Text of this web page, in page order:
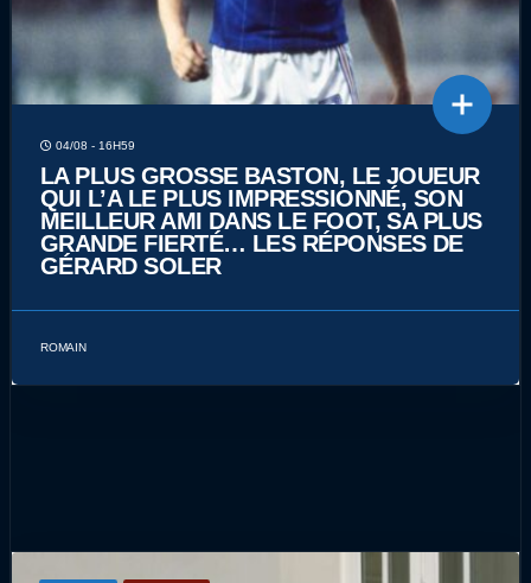
04/08 - 16H59
LA PLUS GROSSE BASTON, LE JOUEUR
QUI L’A LE PLUS IMPRESSIONNÉ, SON
MEILLEUR AMI DANS LE FOOT, SA PLUS
GRANDE FIERTÉ… LES RÉPONSES DE
GÉRARD SOLER
ROMAIN